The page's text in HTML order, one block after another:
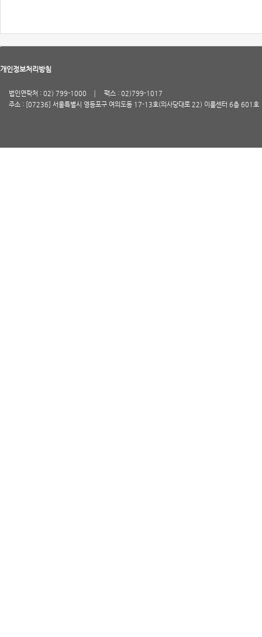
개인정보처리방침
법인연락처 : 02) 799-1000
팩스 : 02)799-1017
주소 : [07236] 서울특별시 영등포구 여의도동 17-13호(의사당대로 22) 이룸센터 6층 601호